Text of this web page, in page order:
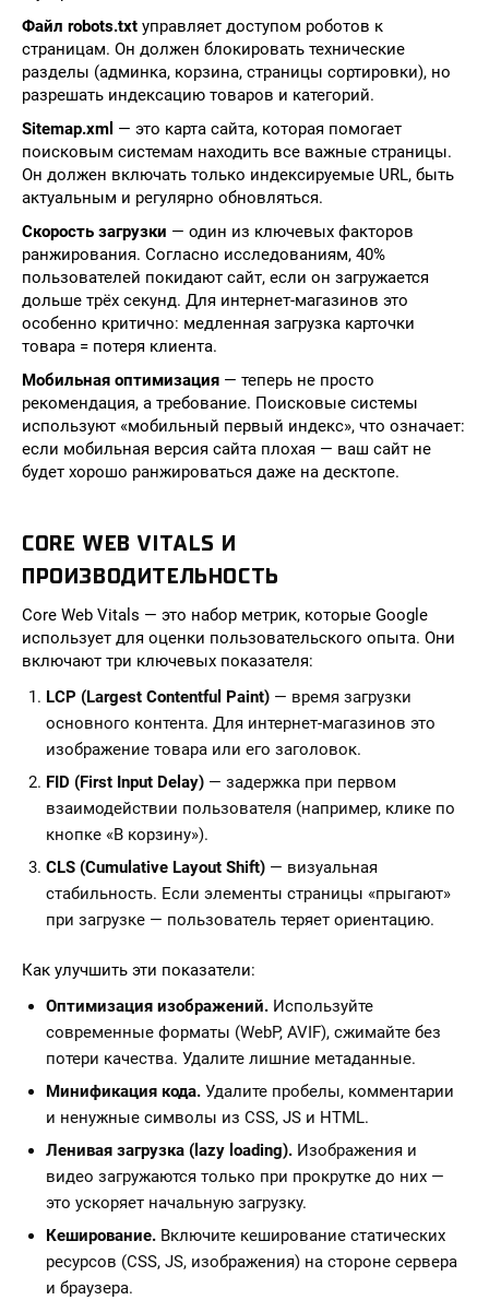
Файл robots.txt управляет доступом роботов к
страницам. Он должен блокировать технические
разделы (админка, корзина, страницы сортировки), но
разрешать индексацию товаров и категорий.
Sitemap.xml — это карта сайта, которая помогает
поисковым системам находить все важные страницы.
Он должен включать только индексируемые URL, быть
актуальным и регулярно обновляться.
Скорость загрузки — один из ключевых факторов
ранжирования. Согласно исследованиям, 40%
пользователей покидают сайт, если он загружается
дольше трёх секунд. Для интернет-магазинов это
особенно критично: медленная загрузка карточки
товара = потеря клиента.
Мобильная оптимизация — теперь не просто
рекомендация, а требование. Поисковые системы
используют «мобильный первый индекс», что означает:
если мобильная версия сайта плохая — ваш сайт не
будет хорошо ранжироваться даже на десктопе.
CORE WEB VITALS И
ПРОИЗВОДИТЕЛЬНОСТЬ
Core Web Vitals — это набор метрик, которые Google
использует для оценки пользовательского опыта. Они
включают три ключевых показателя:
LCP (Largest Contentful Paint) — время загрузки
основного контента. Для интернет-магазинов это
изображение товара или его заголовок.
FID (First Input Delay) — задержка при первом
взаимодействии пользователя (например, клике по
кнопке «В корзину»).
CLS (Cumulative Layout Shift) — визуальная
стабильность. Если элементы страницы «прыгают»
при загрузке — пользователь теряет ориентацию.
Как улучшить эти показатели:
Оптимизация изображений. Используйте
современные форматы (WebP, AVIF), сжимайте без
потери качества. Удалите лишние метаданные.
Минификация кода. Удалите пробелы, комментарии
и ненужные символы из CSS, JS и HTML.
Ленивая загрузка (lazy loading). Изображения и
видео загружаются только при прокрутке до них —
это ускоряет начальную загрузку.
Кеширование. Включите кеширование статических
ресурсов (CSS, JS, изображения) на стороне сервера
и браузера.